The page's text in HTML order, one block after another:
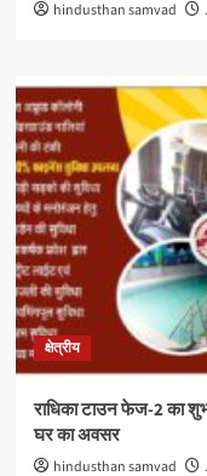
hindusthan samvad
क्षेत्रीय
राधिका टाउन फेज-2 का
घर का अवसर
hindusthan samvad